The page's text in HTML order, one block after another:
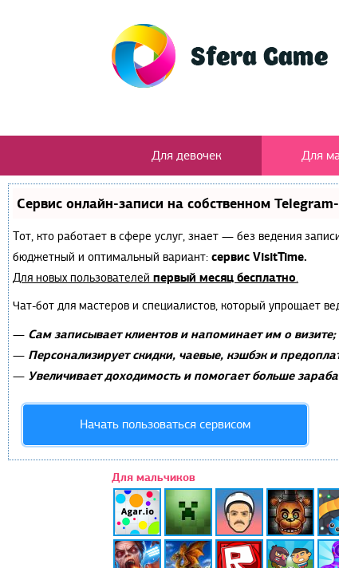
Для девочек Для
Сервис онлайн-записи на собственном
Тот, кто работает в сфере услуг, знает — без ведения
бюджетный и оптимальный вариант: сервис VisitTime.
Для новых пользователей первый месяц бесплатно.
Чат-бот для мастеров и специалистов, который упрощает
— Сам записывает клиентов и напоминает им о визите;
— Персонализирует скидки, чаевые, кэшбэк и
— Увеличивает доходимость и помогает больше
Начать пользоваться сервисом
Для мальчиков